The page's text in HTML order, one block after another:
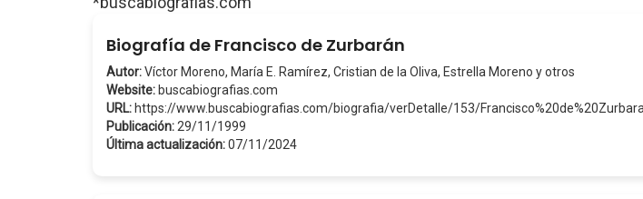
Biografía de Francisco de Zurbarán
Autor:Víctor Moreno, María E. Ramírez, Cristian de la Oliva, Estrella Moreno y otros
Website: buscabiografias.com
URL: https://www.buscabiografias.com/biografia/verDetalle/153/
Publicación: 29/11/1999
Última actualización:07/11/2024